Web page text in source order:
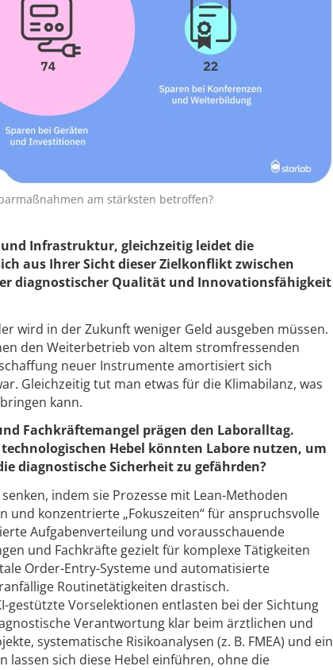
am stärksten betroffen?
Infrastruktur, gleichzeitig leidet die
aus Ihrer Sicht dieser Zielkonflikt zwischen
diagnostischer Qualität und Innovationsfähigkeit
wird in der Zukunft weniger Geld ausgeben müssen.
den Weiterbetrieb von altem stromfressenden
neuer Instrumente amortisiert sich
Gleichzeitig tut man etwas für die Klimabilanz, was
kann.
Fachkräftemangel prägen den Laboralltag.
Hebel könnten Labore nutzen, um
diagnostische Sicherheit zu gefährden?
indem sie Prozesse mit Lean-Methoden
und konzentrierte „Fokuszeiten“ für anspruchsvolle
Aufgabenverteilung und vorausschauende
und Fachkräfte gezielt für komplexe Tätigkeiten
Order-Entry-Systeme und automatisierte
Routinetätigkeiten drastisch.
Vorselektionen entlasten bei der Sichtung
Verantwortung klar beim ärztlichen und
systematische Risikoanalysen (z. B. FMEA) und ein
sich diese Hebel einführen, ohne die